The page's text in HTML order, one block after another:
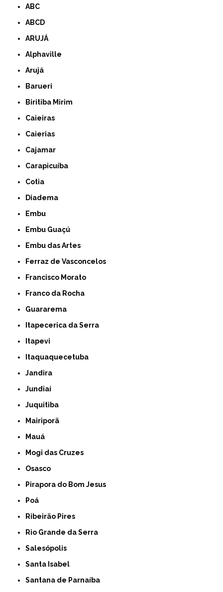
ABC
ABCD
ARUJÁ
Alphaville
Arujá
Barueri
Biritiba Mirim
Caieiras
Caierias
Cajamar
Carapicuíba
Cotia
Diadema
Embu
Embu Guaçú
Embu das Artes
Ferraz de Vasconcelos
Francisco Morato
Franco da Rocha
Guararema
Itapecerica da Serra
Itapevi
Itaquaquecetuba
Jandira
Jundiaí
Juquitiba
Mairiporã
Mauá
Mogi das Cruzes
Osasco
Pirapora do Bom Jesus
Poá
Ribeirão Pires
Rio Grande da Serra
Salesópolis
Santa Isabel
Santana de Parnaíba